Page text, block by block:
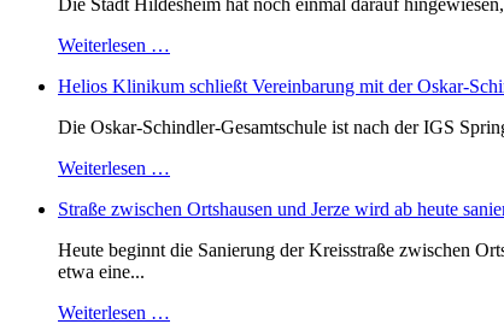
Die Stadt Hildesheim hat noch einmal darauf
Weiterlesen …
Helios Klinikum schließt Vereinbarung mit der Oskar-
Die Oskar-Schindler-Gesamtschule ist nach der IGS
Weiterlesen …
Straße zwischen Ortshausen und Jerze wird ab heute
Heute beginnt die Sanierung der Kreisstraße zwischen
etwa eine...
Weiterlesen …